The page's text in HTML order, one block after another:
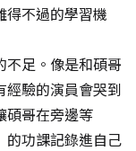
得不過的學習機
不足。像是和碩哥
經驗的演員會哭到
碩哥在旁邊等
的功課記錄進自己